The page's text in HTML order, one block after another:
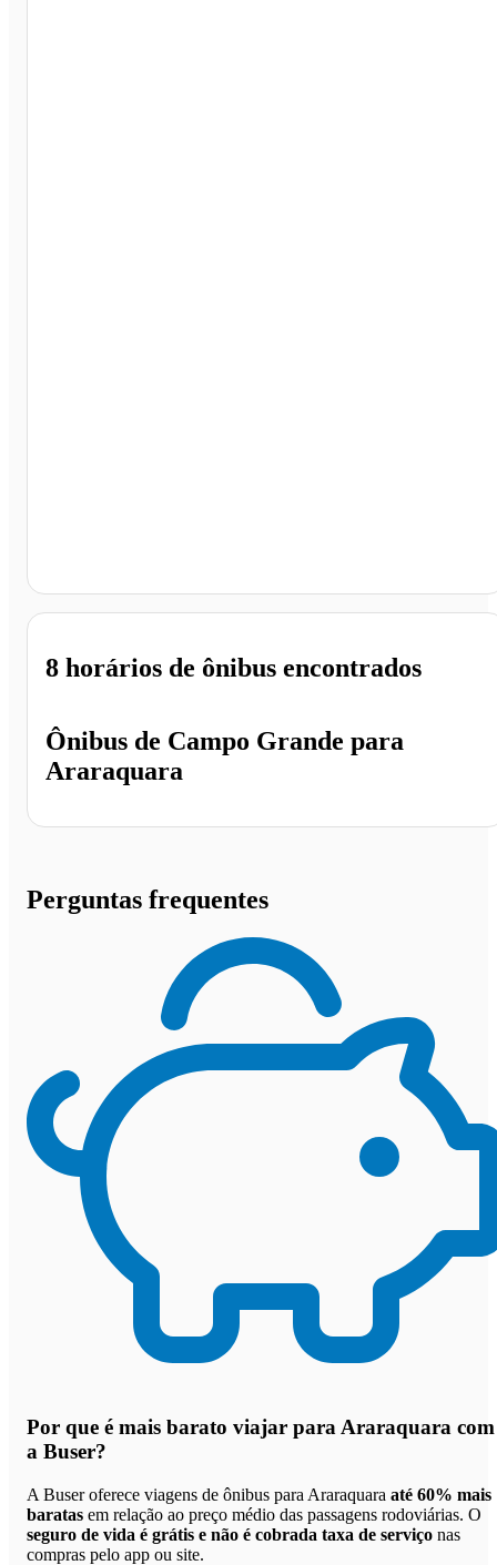
Ônibus de Campo Grande para
Araraquara
8 horários de ônibus encontrados
Perguntas frequentes
Por que é mais barato viajar para Araraquara com
a Buser?
A Buser oferece viagens de ônibus para Araraquara até 60% mais
baratas em relação ao preço médio das passagens rodoviárias. O
seguro de vida é grátis e não é cobrada taxa de serviço nas
compras pelo app ou site.